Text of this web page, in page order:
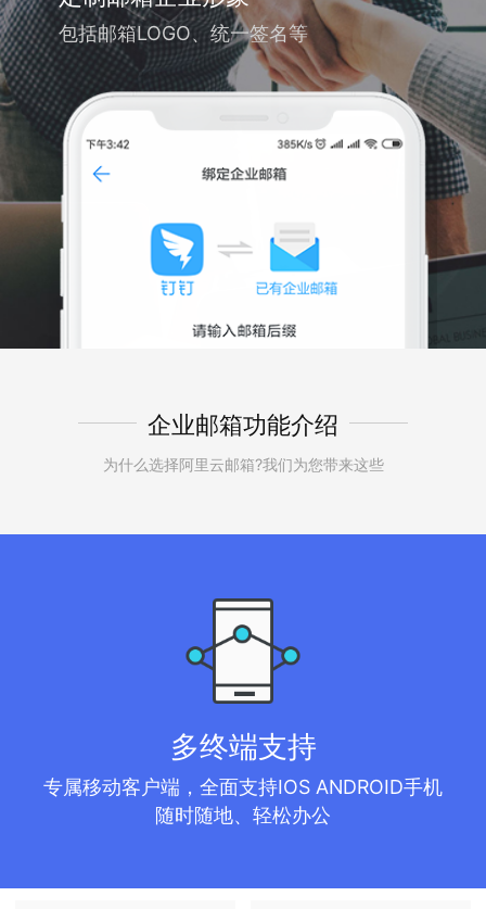
包括邮箱LOGO、统一签名等
企业邮箱功能介绍
为什么选择阿里云邮箱?我们为您带来这些
多终端支持
专属移动客户端，全面支持IOS ANDROID手机
随时随地、轻松办公